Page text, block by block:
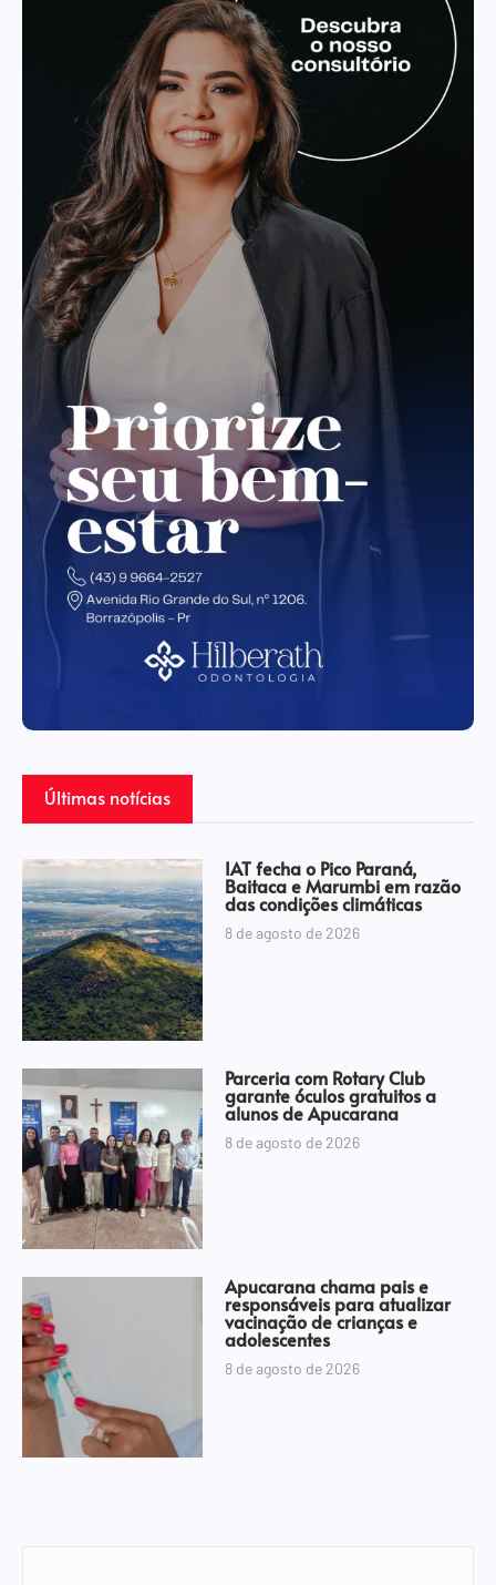
Últimas notícias
IAT fecha o Pico Paraná,
Baitaca e Marumbi em razão
das condições climáticas
8 de agosto de 2026
Parceria com Rotary Club
garante óculos gratuitos a
alunos de Apucarana
8 de agosto de 2026
Apucarana chama pais e
responsáveis para atualizar
vacinação de crianças e
adolescentes
8 de agosto de 2026